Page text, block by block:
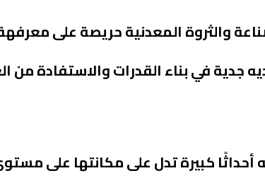
والثروة المعدنية حريصة على
جدية في بناء القدرات والاستفادة من
هذا العام 2023 شهدت المملكه أحداثًا كبيرة تدل على